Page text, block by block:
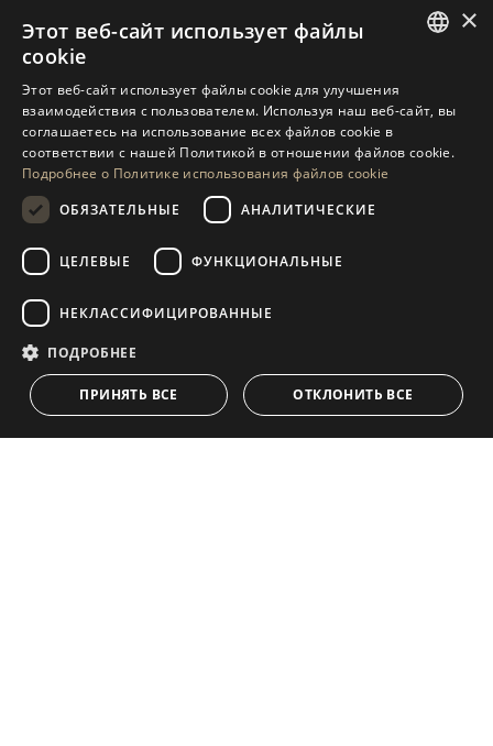
СВЯЖИТЕСЬ С НАМИ
ЗАПРОСИТЬ ДОПОЛНИТЕЛЬНУЮ
ИНФОРМАЦИЮ
СООБЩИТЕ НАМ
НАВИГАЦИЯ
Объекты
Путеводители
Команда
Блог
КОЛЛЕКЦИЯ
Эксклюзивы
Пляж Фронтлайн
СВЯЗАТЬСЯ
SPANISH
GERMAN
DUTCH
×
Этот веб-сайт использует файлы
cookie
Этот веб-сайт использует файлы cookie для улучшения
взаимодействия с пользователем. Используя наш веб-сайт, вы
соглашаетесь на использование всех файлов cookie в
соответствии с нашей Политикой в ​​отношении файлов cookie.
Подробнее о Политике использования файлов cookie
ОБЯЗАТЕЛЬНЫЕ
АНАЛИТИЧЕСКИЕ
ЦЕЛЕВЫЕ ФУНКЦИОНАЛЬНЫЕ
НЕКЛАССИФИЦИРОВАННЫЕ
ПОДРОБНЕЕ
ПРИНЯТЬ ВСЕ ОТКЛОНИТЬ ВСЕ